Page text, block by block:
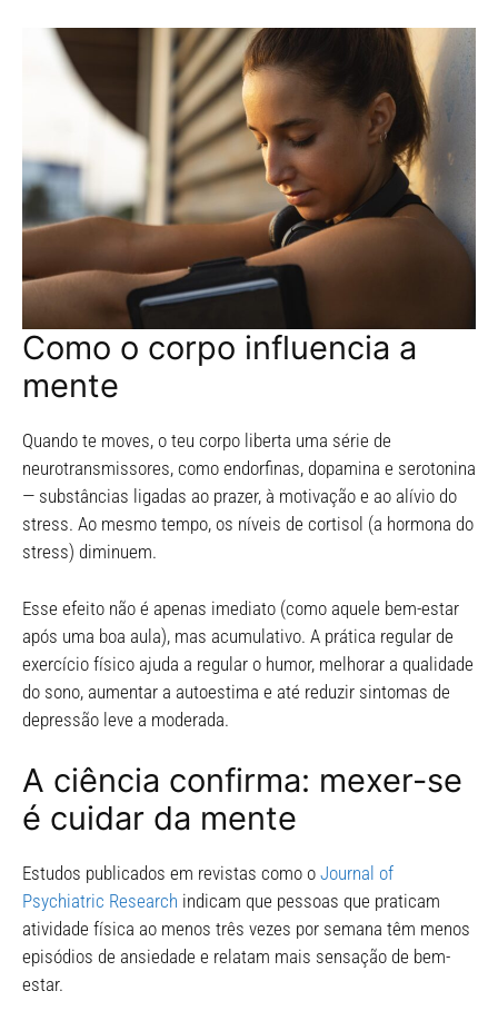
Como o corpo influencia a
mente
Quando te moves, o teu corpo liberta uma série de
neurotransmissores, como endorfinas, dopamina e serotonina
— substâncias ligadas ao prazer, à motivação e ao alívio do
stress. Ao mesmo tempo, os níveis de cortisol (a hormona do
stress) diminuem.
Esse efeito não é apenas imediato (como aquele bem-estar
após uma boa aula), mas acumulativo. A prática regular de
exercício físico ajuda a regular o humor, melhorar a qualidade
do sono, aumentar a autoestima e até reduzir sintomas de
depressão leve a moderada.
A ciência confirma: mexer-se
é cuidar da mente
Estudos publicados em revistas como o Journal of
Psychiatric Research indicam que pessoas que praticam
atividade física ao menos três vezes por semana têm menos
episódios de ansiedade e relatam mais sensação de bem-
estar.